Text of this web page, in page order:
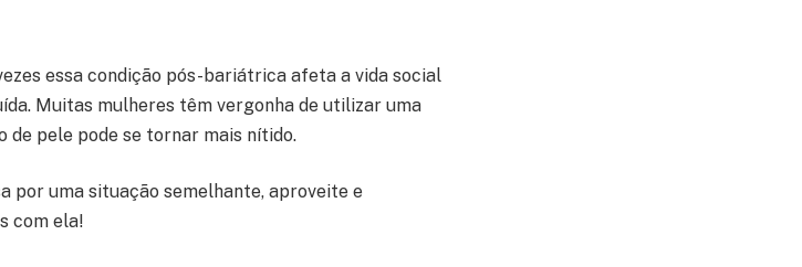
essa condição pós-bariátrica afeta a vida social
Muitas mulheres têm vergonha de utilizar uma
de pele pode se tornar mais nítido.
por uma situação semelhante, aproveite e
com ela!